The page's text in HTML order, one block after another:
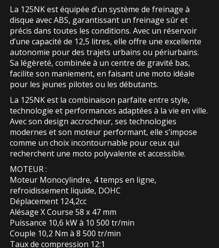
La 125NK est équipée d’un système de freinage à
disque avec ABS, garantissant un freinage sûr et
précis dans toutes les conditions. Avec un réservoir
d’une capacité de 12,5 litres, elle offre une excellente
autonomie pour des trajets urbains ou périurbains.
Sa légèreté, combinée à un centre de gravité bas,
facilite son maniement, en faisant une moto idéale
pour les jeunes pilotes ou les débutants.
La 125NK est la combinaison parfaite entre style,
technologie et performances adaptées à la vie en ville.
Avec son design accrocheur, ses technologies
modernes et son moteur performant, elle s’impose
comme un choix incontournable pour ceux qui
recherchent une moto polyvalente et accessible.
MOTEUR :
Moteur Monocylindre, 4 temps en ligne,
refroidissement liquide, DOHC
Déplacement 124,2cc
Alésage X Course 58 x 47 mm
Puissance 10,6 kW à 10 500 tr/min
Couple 10,2 Nm à 8 500 tr/min
Taux de compression 12:1